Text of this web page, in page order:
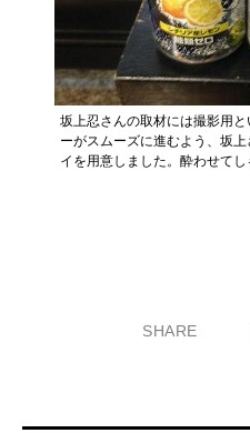
坂上忍さんの取材には撮影用
ーがスムーズに進むよう、坂
イを用意しました。酔わせて
SHARE